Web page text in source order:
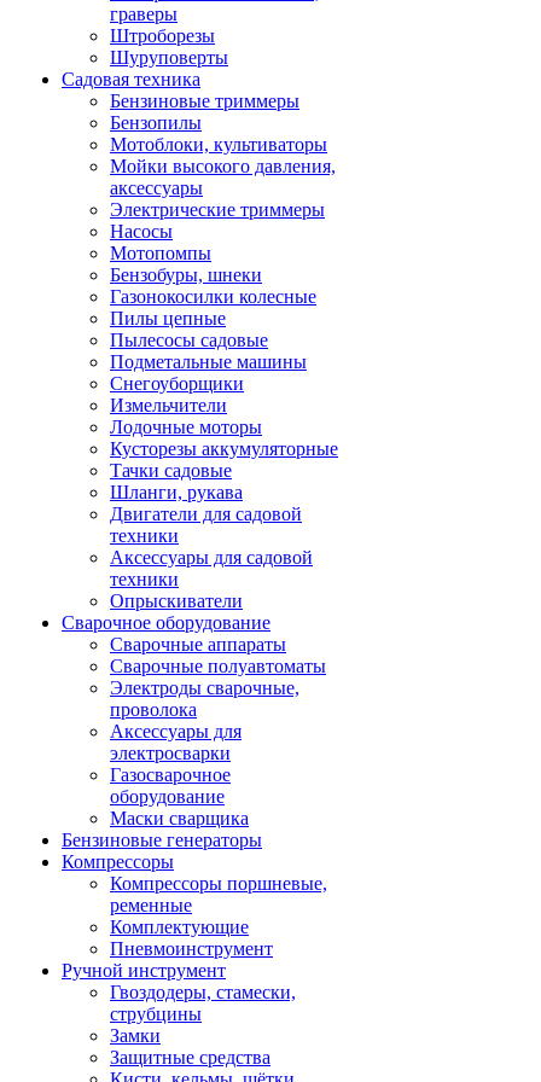
граверы
Штроборезы
Шуруповерты
Садовая техника
Бензиновые триммеры
Бензопилы
Мотоблоки, культиваторы
Мойки высокого давления,
аксессуары
Электрические триммеры
Насосы
Мотопомпы
Бензобуры, шнеки
Газонокосилки колесные
Пилы цепные
Пылесосы садовые
Подметальные машины
Снегоуборщики
Измельчители
Лодочные моторы
Кусторезы аккумуляторные
Тачки садовые
Шланги, рукава
Двигатели для садовой
техники
Аксессуары для садовой
техники
Опрыскиватели
Сварочное оборудование
Сварочные аппараты
Сварочные полуавтоматы
Электроды сварочные,
проволока
Аксессуары для
электросварки
Газосварочное
оборудование
Маски сварщика
Бензиновые генераторы
Компрессоры
Компрессоры поршневые,
ременные
Комплектующие
Пневмоинструмент
Ручной инструмент
Гвоздодеры, стамески,
струбцины
Замки
Защитные средства